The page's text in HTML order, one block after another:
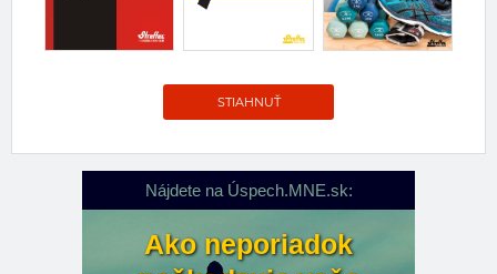
STIAHNUŤ